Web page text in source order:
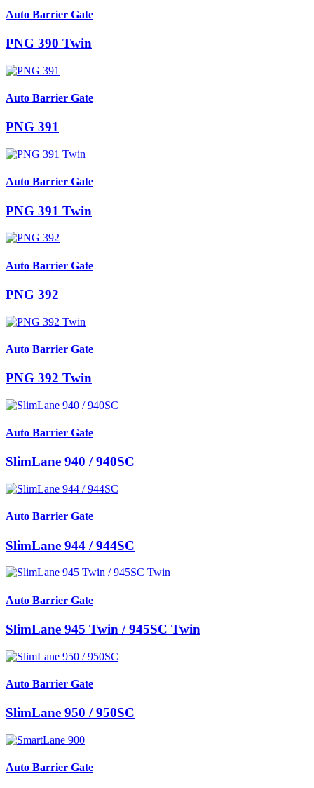
Auto Barrier Gate
PNG 390 Twin
Auto Barrier Gate
PNG 391
Auto Barrier Gate
PNG 391 Twin
Auto Barrier Gate
PNG 392
Auto Barrier Gate
PNG 392 Twin
Auto Barrier Gate
SlimLane 940 / 940SC
Auto Barrier Gate
SlimLane 944 / 944SC
Auto Barrier Gate
SlimLane 945 Twin / 945SC Twin
Auto Barrier Gate
SlimLane 950 / 950SC
Auto Barrier Gate